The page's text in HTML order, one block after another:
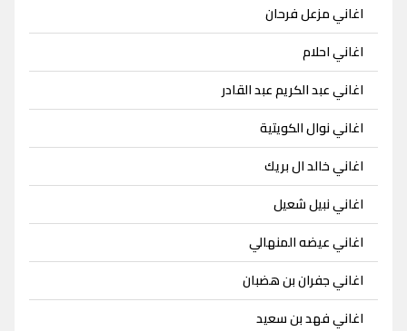
اغاني مزعل فرحان
اغاني احلام
اغاني عبد الكريم عبد القادر
اغاني نوال الكويتية
اغاني خالد ال بريك
اغاني نبيل شعيل
اغاني عيضه المنهالي
اغاني جفران بن هضبان
اغاني فهد بن سعيد